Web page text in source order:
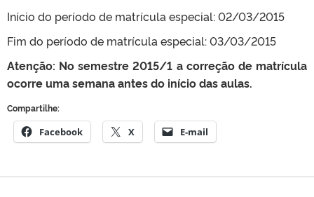
Início do período de matrícula especial: 02/03/2015
Fim do período de matrícula especial: 03/03/2015
Atenção: No semestre 2015/1 a correção de matrícula
ocorre uma semana antes do início das aulas.
Compartilhe:
Facebook X E-mail